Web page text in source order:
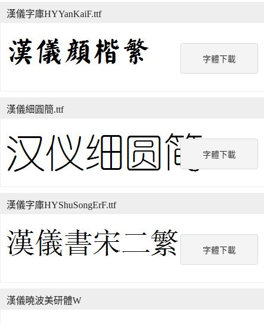
字體下載
漢儀字庫HYYanKaiF.ttf
字體下載
漢儀細圓簡.ttf
字體下載
漢儀字庫HYShuSongErF.ttf
漢儀曉波美研體W